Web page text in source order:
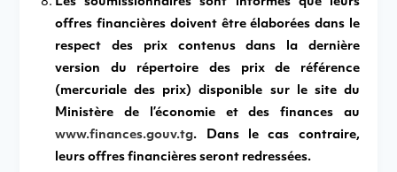
offres financières doivent être élaborées dans le
respect des prix contenus dans la dernière
version du répertoire des prix de référence
(mercuriale des prix) disponible sur le site du
Ministère de l’économie et des finances au
www.finances.gouv.tg. Dans le cas contraire,
leurs offres financières seront redressées.